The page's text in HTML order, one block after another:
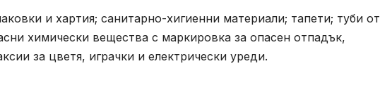
и хартия; санитарно-хигиенни материали; тапети; туби от
химически вещества с маркировка за опасен отпадък,
за цветя, играчки и електрически уреди.